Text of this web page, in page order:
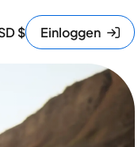
$ Einloggen